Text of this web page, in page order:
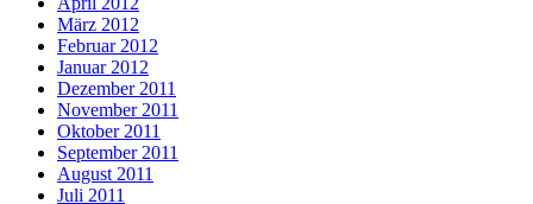
März 2012
Februar 2012
Januar 2012
Dezember 2011
November 2011
Oktober 2011
September 2011
August 2011
Juli 2011